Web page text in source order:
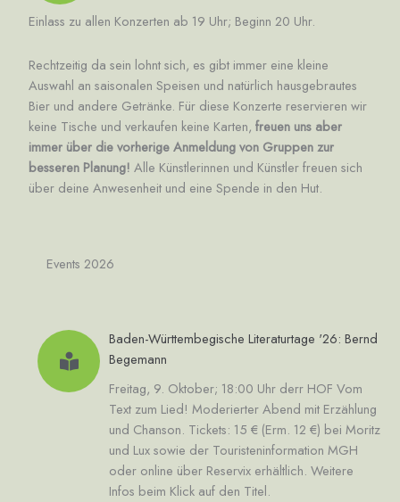
Einlass zu allen Konzerten ab 19 Uhr; Beginn 20 Uhr.
Rechtzeitig da sein lohnt sich, es gibt immer eine kleine
Auswahl an saisonalen Speisen und natürlich hausgebrautes
Bier und andere Getränke. Für diese Konzerte reservieren wir
keine Tische und verkaufen keine Karten, freuen uns aber
immer über die vorherige Anmeldung von Gruppen zur
besseren Planung! Alle Künstlerinnen und Künstlerfreuen sich
über deine Anwesenheit und eine Spende in den Hut.
Events 2026
Baden-Württembegische Literaturtage '26: Bernd
Begemann
Freitag, 9. Oktober; 18:00 Uhr derr HOF Vom
Text zum Lied! Moderierter Abend mit Erzählung
und Chanson. Tickets: 15 € (Erm. 12 €) bei Moritz
und Lux sowie der Touristeninformation MGH
oder online über Reservix erhältlich. Weitere
Infos beim Klick auf den Titel.